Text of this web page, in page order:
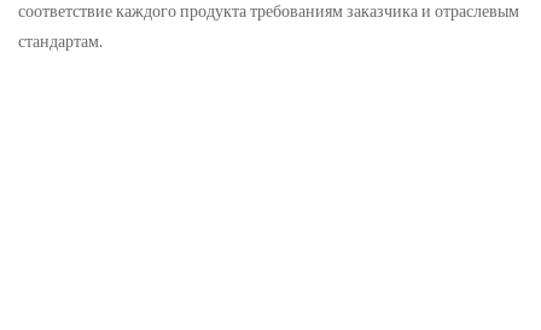
соответствие каждого продукта требованиям заказчика и отраслевым
стандартам.